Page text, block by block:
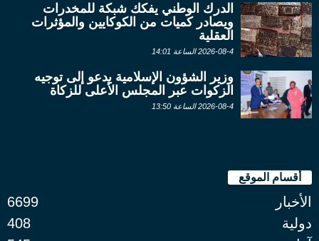
الدرك الوطني يفكك شبكة للمخدرات
ويصادر كميات من الكوكايين والمؤثرات
العقلية
2026-08-4 الساعة 14:01
وزير الشؤون الإسلامية يدعو إلى توجيه
الزكوات عبر المجلس الأعلى للزكاة
2026-08-4 الساعة 13:50
أقسام الموقع
الأخبار
6699
دولية
408